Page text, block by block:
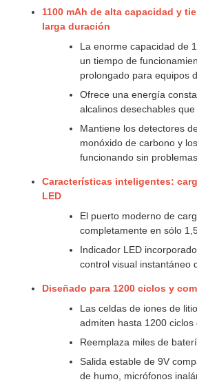
1100 mAh de alta capacidad y
larga duración
La enorme capacidad de
un tiempo de
prolongado para equipos
Ofrece una energía
alcalinos desechables
Mantiene los detectores
monóxido de carbono y
funcionando sin problemas
Características inteligentes:
LED
El puerto moderno de
completamente en sólo
Indicador LED
control visual instantáneo
Diseñado para 1200 ciclos y
Las celdas de iones de
admiten hasta 1200 ciclos
Reemplaza miles de
Salida estable de 9V
de humo, micrófonos